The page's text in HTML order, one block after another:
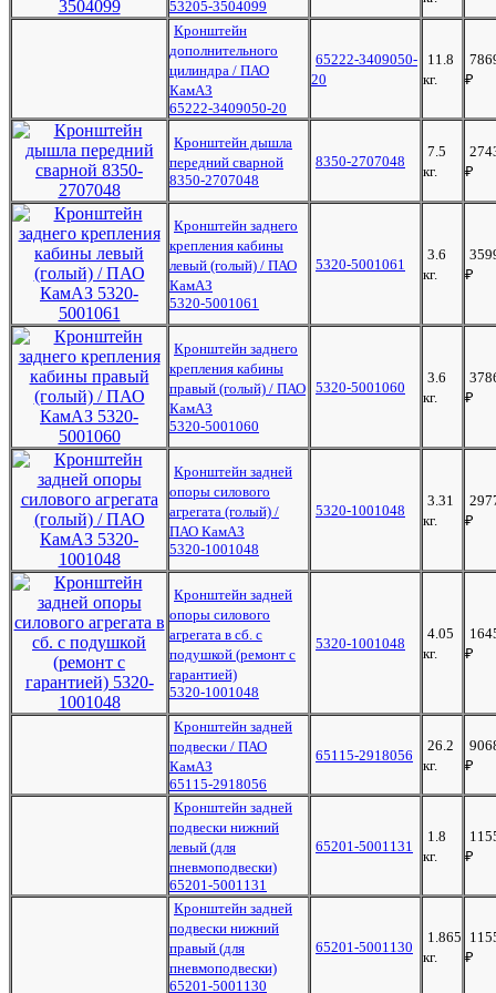
53205-3504099
Кронштейн
дополнительного
цилиндра / ПАО
КамАЗ
65222-3409050-20
65222-3409050-
20
11.8
кг.
₽
Кронштейн дышла
передний сварной
8350-2707048
8350-2707048
7.5
кг.
₽
Кронштейн заднего
крепления кабины
левый (голый) / ПАО
КамАЗ
5320-5001061
5320-5001061
3.6
кг.
₽
Кронштейн заднего
крепления кабины
правый (голый) / ПАО
КамАЗ
5320-5001060
5320-5001060
3.6
кг.
₽
Кронштейн задней
опоры силового
агрегата (голый) /
ПАО КамАЗ
5320-1001048
5320-1001048
3.31
кг.
₽
Кронштейн задней
опоры силового
агрегата в сб. с
подушкой (ремонт с
гарантией)
5320-1001048
5320-1001048
4.05
кг.
₽
Кронштейн задней
подвески / ПАО
КамАЗ
65115-2918056
65115-2918056
26.2
кг.
₽
Кронштейн задней
подвески нижний
левый (для
пневмоподвески)
65201-5001131
65201-5001131
1.8
кг.
₽
Кронштейн задней
подвески нижний
правый (для
пневмоподвески)
65201-5001130
65201-5001130
1.865
кг.
₽